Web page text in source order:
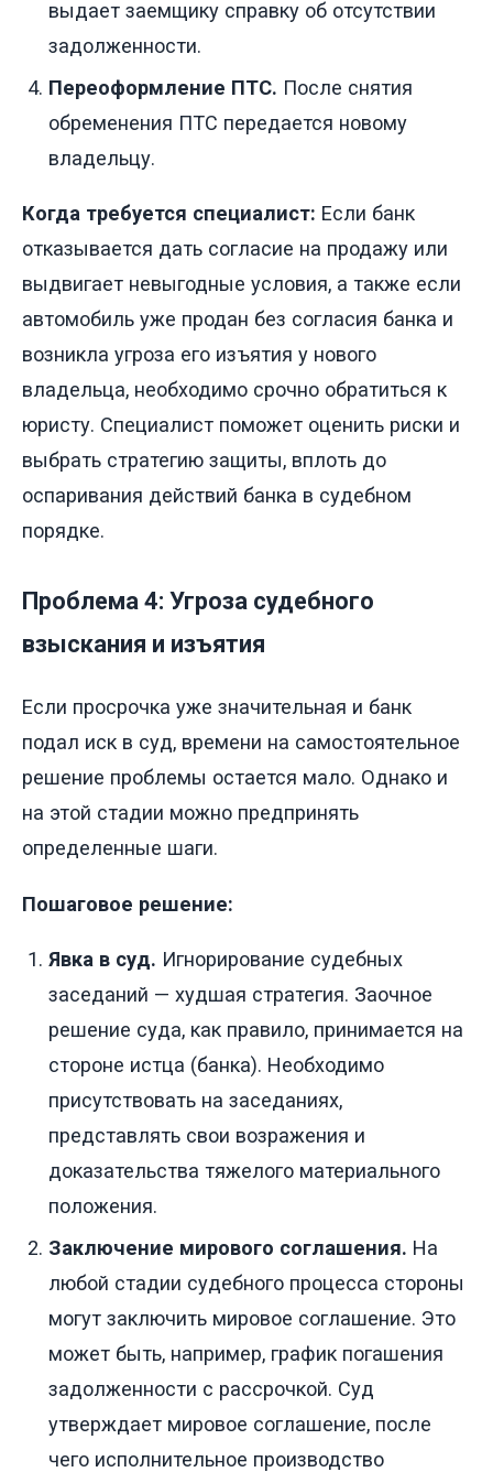
выдает заемщику справку об отсутствии
задолженности.
Переоформление ПТС. После снятия
обременения ПТС передается новому
владельцу.
Когда требуется специалист: Если банк
отказывается дать согласие на продажу или
выдвигает невыгодные условия, а также если
автомобиль уже продан без согласия банка и
возникла угроза его изъятия у нового
владельца, необходимо срочно обратиться к
юристу. Специалист поможет оценить риски и
выбрать стратегию защиты, вплоть до
оспаривания действий банка в судебном
порядке.
Проблема 4: Угроза судебного
взыскания и изъятия
Если просрочка уже значительная и банк
подал иск в суд, времени на самостоятельное
решение проблемы остается мало. Однако и
на этой стадии можно предпринять
определенные шаги.
Пошаговое решение:
Явка в суд. Игнорирование судебных
заседаний — худшая стратегия. Заочное
решение суда, как правило, принимается на
стороне истца (банка). Необходимо
присутствовать на заседаниях,
представлять свои возражения и
доказательства тяжелого материального
положения.
Заключение мирового соглашения. На
любой стадии судебного процесса стороны
могут заключить мировое соглашение. Это
может быть, например, график погашения
задолженности с рассрочкой. Суд
утверждает мировое соглашение, после
чего исполнительное производство